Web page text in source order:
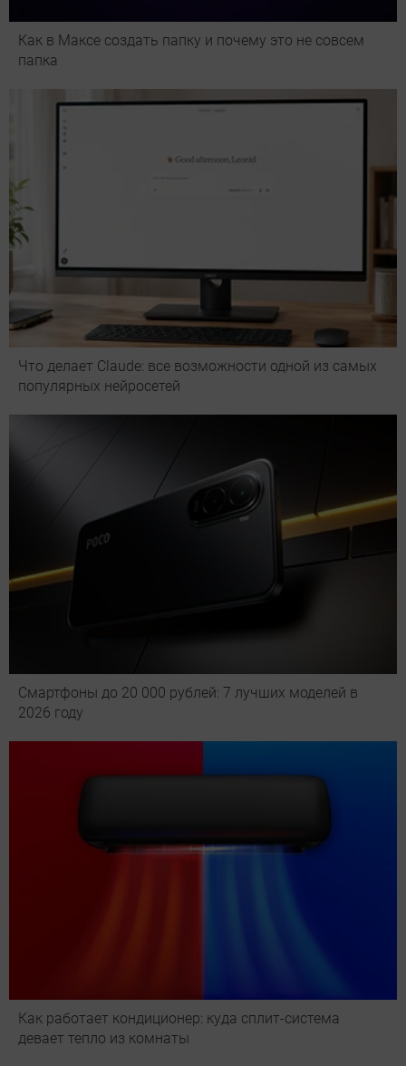
Как в Максе создать папку и почему это не совсем
папка
Что делает Сlaude: все возможности одной из самых
популярных нейросетей
Смартфоны до 20 000 рублей: 7 лучших моделей в
2026 году
Как работает кондиционер: куда сплит-система
девает тепло из комнаты